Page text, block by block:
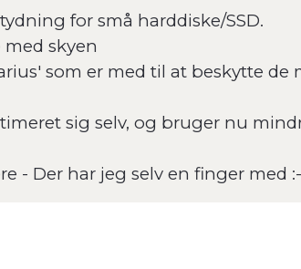
for små harddiske/SSD.
skyen
som er med til at beskytte de
sig selv, og bruger nu
- Der har jeg selv en finger med